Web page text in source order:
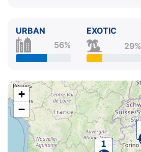
URBAN
56%
EXOTIC
29%
+
−